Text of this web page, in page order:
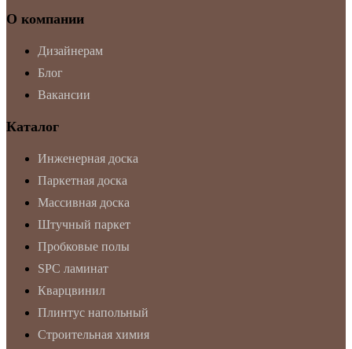
О компании
Дизайнерам
Блог
Вакансии
Каталог
Инженерная доска
Паркетная доска
Массивная доска
Штучный паркет
Пробковые полы
SPC ламинат
Кварцвинил
Плинтус напольный
Строительная химия